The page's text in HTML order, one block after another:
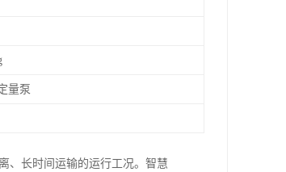
量泵
、长时间运输的运行工况。智慧